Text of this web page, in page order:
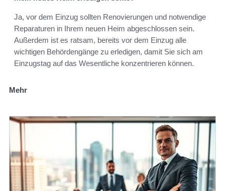
Ja, vor dem Einzug sollten Renovierungen und notwendige
Reparaturen in Ihrem neuen Heim abgeschlossen sein.
Außerdem ist es ratsam, bereits vor dem Einzug alle
wichtigen Behördengänge zu erledigen, damit Sie sich am
Einzugstag auf das Wesentliche konzentrieren können.
Mehr